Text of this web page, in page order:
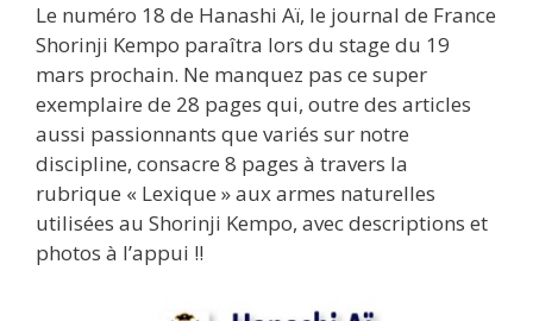
Le numéro 18 de Hanashi Aï, le journal de France
Shorinji Kempo paraîtra lors du stage du 19
mars prochain. Ne manquez pas ce super
exemplaire de 28 pages qui, outre des articles
aussi passionnants que variés sur notre
discipline, consacre 8 pages à travers la
rubrique « Lexique » aux armes naturelles
utilisées au Shorinji Kempo, avec descriptions et
photos à l’appui !!